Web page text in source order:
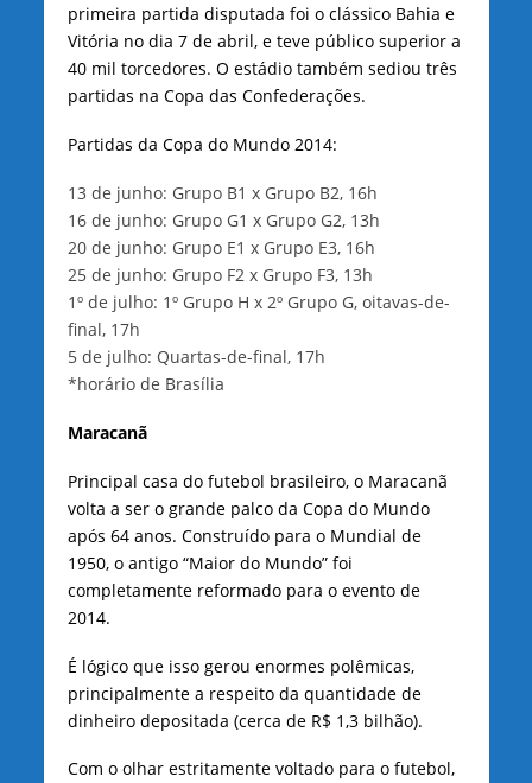
primeira partida disputada foi o clássico Bahia e
Vitória no dia 7 de abril, e teve público superior a
40 mil torcedores. O estádio também sediou três
partidas na Copa das Confederações.
Partidas da Copa do Mundo 2014:
13 de junho: Grupo B1 x Grupo B2, 16h
16 de junho: Grupo G1 x Grupo G2, 13h
20 de junho: Grupo E1 x Grupo E3, 16h
25 de junho: Grupo F2 x Grupo F3, 13h
1º de julho: 1º Grupo H x 2º Grupo G, oitavas-de-
final, 17h
5 de julho: Quartas-de-final, 17h
*horário de Brasília
Maracanã
Principal casa do futebol brasileiro, o Maracanã
volta a ser o grande palco da Copa do Mundo
após 64 anos. Construído para o Mundial de
1950, o antigo “Maior do Mundo” foi
completamente reformado para o evento de
2014.
É lógico que isso gerou enormes polêmicas,
principalmente a respeito da quantidade de
dinheiro depositada (cerca de R$ 1,3 bilhão).
Com o olhar estritamente voltado para o futebol,